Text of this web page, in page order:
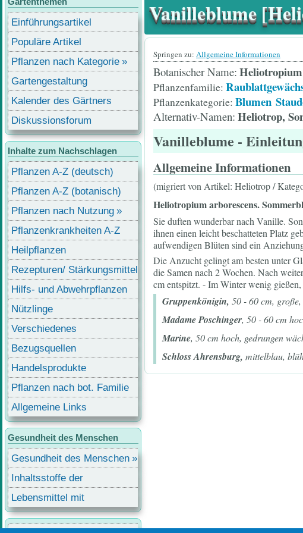
Vanilleblume
Springen zu: Allgemeine Informationen
Botanischer Name Heliotropium
Pflanzenfamilie
Pflanzenkategorie Blumen
Alternativ-Namen Heliotrop,
Vanilleblume -
Allgemeine Informationen
(migriert von Artikel: Heliotrop /
Heliotropium arborescens.
Sie duften wunderbar nach Vanille.
ihnen einen leicht beschatteten Platz
aufwendigen Blüten sind ein
Die Anzucht gelingt am besten unter
die Samen nach 2 Wochen. Nach
cm entspitzt. - Im Winter wenig
Gruppenkönigin, 50 - 60 cm,
Madame Poschinger, 50 - 60 cm
Marine, 50 cm hoch, gedrungen
Schloss Ahrensburg, mittelblau,
Einführungsartikel
Populäre Artikel
Pflanzen nach Kategorie
Gartengestaltung
Kalender des Gärtners
Diskussionsforum
Inhalte zum Nachschlagen
Pflanzen A-Z (deutsch)
Pflanzen A-Z (botanisch)
Pflanzen nach Nutzung
Pflanzenkrankheiten A-Z
Heilpflanzen
Rezepturen/ Stärkungsmittel
Hilfs- und Abwehrpflanzen
Nützlinge
Verschiedenes
Bezugsquellen
Handelsprodukte
Pflanzen nach bot. Familie
Allgemeine Links
Gesundheit des Menschen
Gesundheit des Menschen
Inhaltsstoffe der
Lebensmittel
Lebensmittel mit
Inhaltsstoffen
Benutzermenü